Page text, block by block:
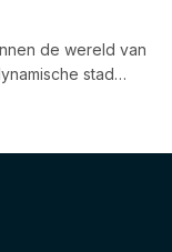
de wereld van
stad…